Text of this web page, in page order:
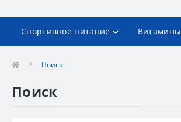
Спортивное питание Витамины
Поиск
Поиск